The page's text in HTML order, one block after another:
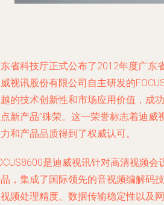
省科技厅正式公布了2012年度广东
视讯股份有限公司自主研发的
的技术创新性和市场应用价值，成
新产品”殊荣。这一荣誉标志着迪威
和产品品质得到了权威认可。
是迪威视讯针对高清视频
，集成了国际领先的音视频编解码
频处理精度、数据传输稳定性以及